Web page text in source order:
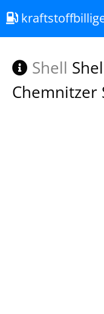
Shell
Chemnitzer